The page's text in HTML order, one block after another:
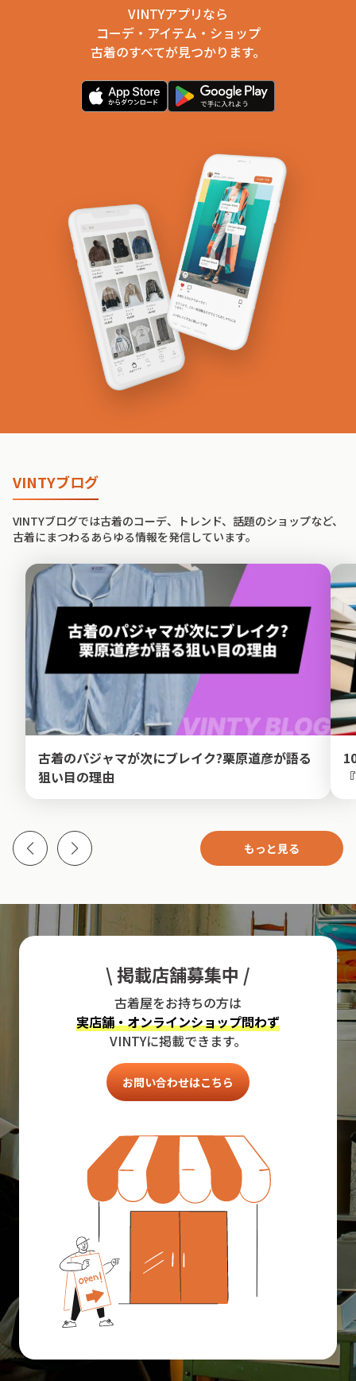
VINTYアプリなら
コーデ・アイテム・ショップ
古着のすべてが見つかります。
VINTYブログ
VINTYブログでは古着のコーデ、トレンド、話題のショップなど、
古着にまつわるあらゆる情報を発信しています。
古着のパジャマが次にブレイク?栗原道彦が語る
狙い目の理由
もっと見る
\ 掲載店舗募集中 /
古着屋をお持ちの方は
実店舗・オンラインショップ問わず
VINTYに掲載できます。
お問い合わせはこちら